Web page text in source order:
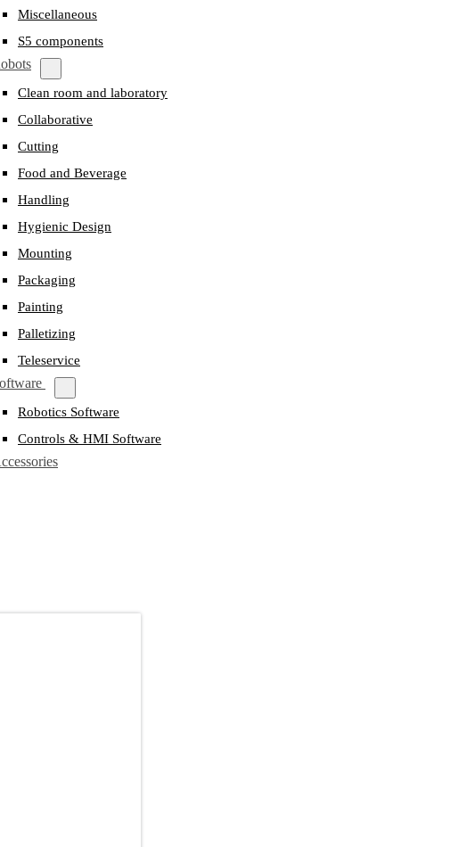
Miscellaneous
S5 components
Clean room and laboratory
Collaborative
Cutting
Food and Beverage
Handling
Hygienic Design
Mounting
Packaging
Painting
Palletizing
Teleservice
Robotics Software
Controls & HMI Software